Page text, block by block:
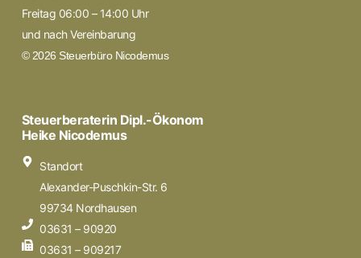
Freitag 06:00 – 14:00 Uhr
und nach Vereinbarung
© 2026 Steuerbüro Nicodemus
Steuerberaterin Dipl.-Ökonom
Heike Nicodemus
Standort
Alexander-Puschkin-Str. 6
99734 Nordhausen
03631 – 90920
03631 – 909217